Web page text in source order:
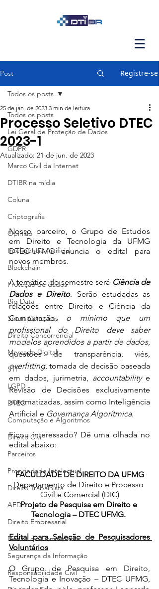
Post Registre-se
Todos os posts
Lei Geral de Proteção de Dados
GDPR
Marco Civil da Internet
DTIBR na mídia
Coluna
Criptografia
Opinião
Inteligência Artificial
Blockchain
Proteção de dados
Big Data
Smart Contracts
Direito Concorrencial
Mercado Digital
STF
LGPD
DTEC
Computação e Algoritmos
Direito Civil
Parceiros
Propriedade Intelectual
Direito Trabalhista
AED
Direito Empresarial
Direito do Consumidor
Segurança da Informação
Responsabilidade Civil
Todos os posts
Processo Seletivo DTEC
2023-1
25 de jan. de 2023 3 min de leitura
Atualizado: 21 de jun. de 2023
Nosso parceiro, o Grupo de Estudos
em Direito e Tecnologia da UFMG
DTEC-UFMG anuncia o edital para
novos membros.
A temática do semestre será Ciência de
Dados e Direito. Serão estudadas as
relações entre Direito e Ciência da
Computação, o mínimo que um
profissional do Direito deve saber
modelos aprendidos a partir de dados,
overfitting, tomada de decisão baseada
em dados, jurimetria, accountability e
Revisão de Decisões exclusivamente
automatizadas, assim como Inteligência
Artificial e Governança Algorítmica.
Ficou interessado? Dê uma olhada no
edital abaixo:
FACULDADE DE DIREITO DA UFMG
Departamento de Direito e Processo
Civil e Comercial (DIC)
Projeto de Pesquisa em Direito e
Tecnologia – DTEC UFMG.
Edital para Seleção de Pesquisadores
Voluntários
O Grupo de Pesquisa em Direito,
Tecnologia e Inovação – DTEC UFMG,